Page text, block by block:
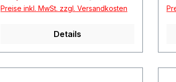
Preise inkl. MwSt. zzgl. Versandkosten
Details